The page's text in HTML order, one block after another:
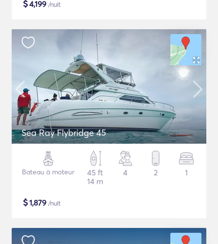
$4,199 /nuit
Sea Ray Flybridge 45
Bateau à moteur
45 ft
14 m
4 2 1
$1,879 /nuit